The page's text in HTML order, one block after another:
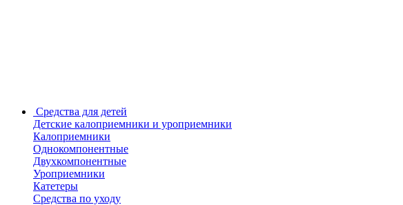
Средства для детей
Детские калоприемники и уроприемники
Калоприемники
Однокомпонентные
Двухкомпонентные
Уроприемники
Катетеры
Средства по уходу